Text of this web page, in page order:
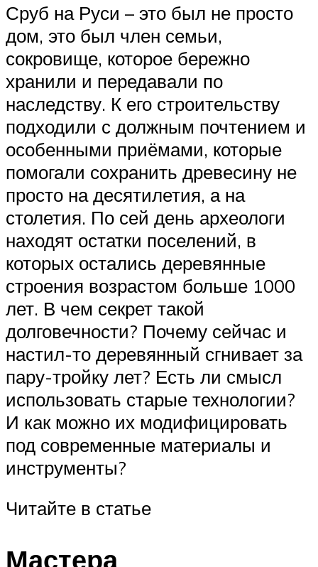
Сруб на Руси – это был не просто
дом, это был член семьи,
сокровище, которое бережно
хранили и передавали по
наследству. К его строительству
подходили с должным почтением и
особенными приёмами, которые
помогали сохранить древесину не
просто на десятилетия, а на
столетия. По сей день археологи
находят остатки поселений, в
которых остались деревянные
строения возрастом больше 1000
лет. В чем секрет такой
долговечности? Почему сейчас и
настил-то деревянный сгнивает за
пару-тройку лет? Есть ли смысл
использовать старые технологии?
И как можно их модифицировать
под современные материалы и
инструменты?
Читайте в статье
Мастера